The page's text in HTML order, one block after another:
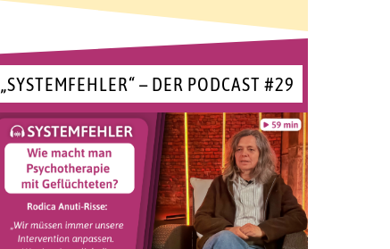
„SYSTEMFEHLER“ – DER PODCAST #29